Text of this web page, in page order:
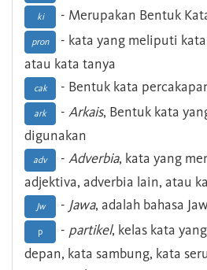
ki - Merupakan Bentuk
pron
- kata yang meliputi
atau kata tanya
cak - Bentuk kata
ark - Arkais, Bentuk kata
digunakan
adv - Adverbia, kata yang
adjektiva, adverbia lain, atau
Jw - Jawa, adalah bahasa
p - partikel, kelas kata
depan, kata sambung, kata